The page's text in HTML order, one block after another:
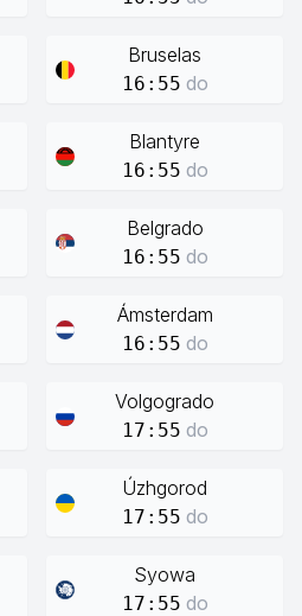
Bruselas
16:55 do
Blantyre
16:55 do
Belgrado
16:55 do
Ámsterdam
16:55 do
Volgogrado
17:55 do
Úzhgorod
17:55 do
Syowa
17:55 do